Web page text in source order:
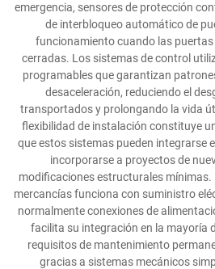
emergencia, sensores de protección
de interbloqueo automático de
funcionamiento cuando las
cerradas. Los sistemas de control
programables que garantizan
desaceleración, reduciendo el
transportados y prolongando la vida
flexibilidad de instalación constituye
que estos sistemas pueden integrarse
incorporarse a proyectos de
modificaciones estructurales mínimas.
mercancías funciona con suministro
normalmente conexiones de
facilita su integración en la mayoría
requisitos de mantenimiento
gracias a sistemas mecánicos